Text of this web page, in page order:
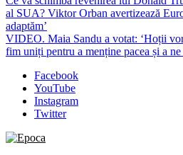
al SUA? Viktor Orban avertizează
adaptăm’
VIDEO. Maia Sandu a votat: ‘Hoții
fim uniți pentru a menține pacea și a ne
Facebook
YouTube
Instagram
Twitter